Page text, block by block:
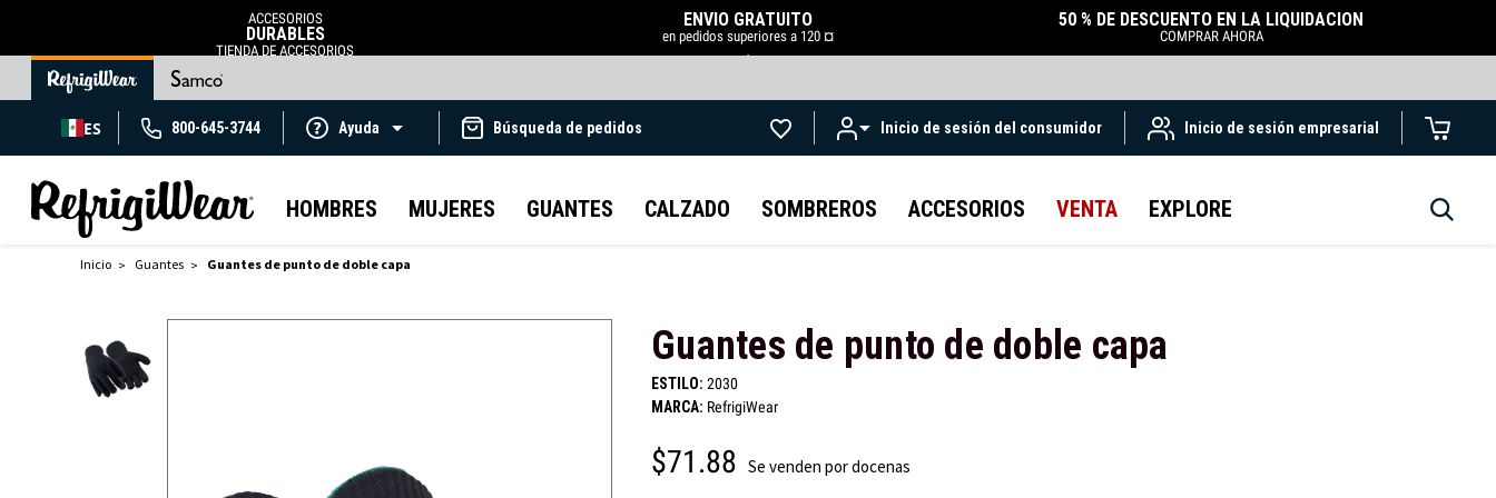
ACCESORIOS
DURABLES
TIENDA DE ACCESORIOS
ENVÍO GRATUITO
en pedidos superiores a 120 ¤
.
50 % DE DESCUENTO EN LA LIQUIDACIÓN
COMPRAR AHORA
ES 800-645-3744 Ayuda Búsqueda de pedidos Inicio de sesión del consumidor Inicio de sesión empresarial
HOMBRES MUJERES GUANTES CALZADO SOMBREROS ACCESORIOS VENTA EXPLORE
Inicio Guantes Guantes de punto de doble capa
Guantes de punto de doble capa
ESTILO: 2030
MARCA: RefrigiWear
$71.88 Se venden por docenas